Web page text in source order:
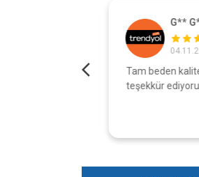
G**
Tam beden
teşekkür